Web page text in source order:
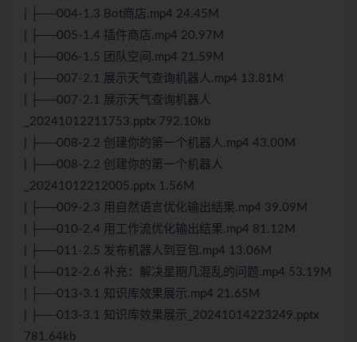
| ├──004-1.3 Bot商店.mp4 24.45M
| ├──005-1.4 插件商店.mp4 20.97M
| ├──006-1.5 团队空间.mp4 21.59M
| ├──007-2.1 展示天气查询机器人.mp4 13.81M
| ├──007-2.1 展示天气查询机器人
_20241012211753.pptx 792.10kb
| ├──008-2.2 创建你的第一个机器人.mp4 43.00M
| ├──008-2.2 创建你的第一个机器人
_20241012212005.pptx 1.56M
| ├──009-2.3 用自然语言优化输出结果.mp4 39.09M
| ├──010-2.4 用工作流优化输出结果.mp4 81.12M
| ├──011-2.5 发布机器人到豆包.mp4 13.06M
| ├──012-2.6 补充：解决星期几混乱的问题.mp4 53.19M
| ├──013-3.1 知识库效果展示.mp4 21.65M
| ├──013-3.1 知识库效果展示_20241014223249.pptx
781.64kb